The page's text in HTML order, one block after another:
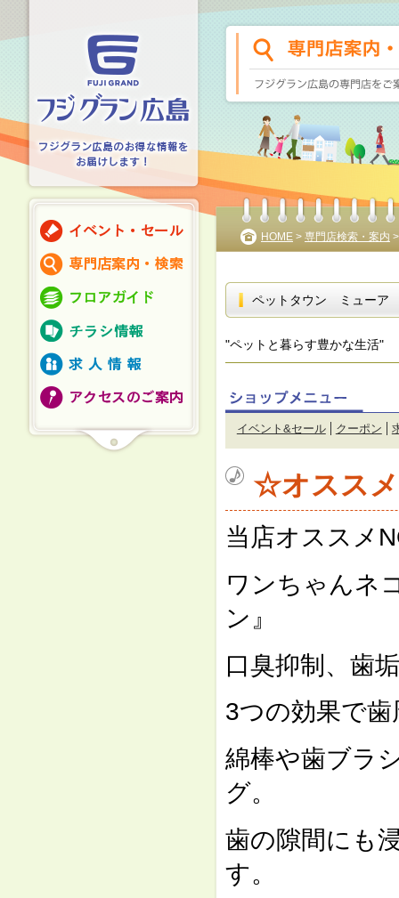
HOME > 専門店検索・案内
ペットタウン ミューア
"ペットと暮らす豊かな生活"
イベント&セール クーポン
☆オスス
当店オススメ
ワンちゃんネ
ン』
口臭抑制、歯
3つの効果で
綿棒や歯ブラ
グ。
歯の隙間にも
す。